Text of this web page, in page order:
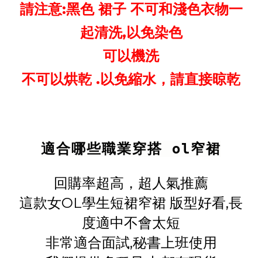
請注意:黑色 裙子 不可和淺色衣物一
起清洗,以免染色
可以機洗
不可以烘乾 .以免縮水，請直接晾乾
適合哪些職業穿搭 ol窄裙
回購率超高，超人氣推薦
這款女OL學生短裙窄裙 版型好看,長
度適中不會太短
非常適合面試,秘書上班使用